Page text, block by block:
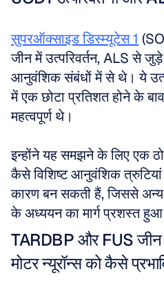
सुपरऑक्साइड डिस्म्यूटेस 1
जीन में उत्परिवर्तन, ALS से
आनुवंशिक संबंधों में से थे। ये
में एक छोटा प्रतिशत होने के
महत्वपूर्ण थे।
इन्होंने यह समझने के लिए एक
कैसे विशिष्ट आनुवंशिक त्रुटियां
कारण बन सकती हैं, जिससे
के अध्ययन का मार्ग प्रशस्त
TARDBP और FUS जीन
मोटर न्यूरॉन्स को कैसे